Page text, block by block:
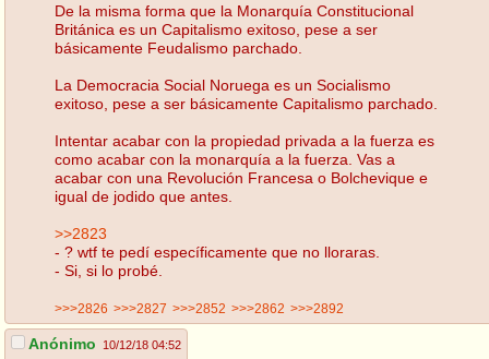
De la misma forma que la Monarquía Constitucional
Británica es un Capitalismo exitoso, pese a ser
básicamente Feudalismo parchado.
La Democracia Social Noruega es un Socialismo
exitoso, pese a ser básicamente Capitalismo parchado.
Intentar acabar con la propiedad privada a la fuerza es
como acabar con la monarquía a la fuerza. Vas a
acabar con una Revolución Francesa o Bolchevique e
igual de jodido que antes.
>>2823
- ? wtf te pedí específicamente que no lloraras.
- Si, si lo probé.
>>>2826 >>>2827 >>>2852 >>>2862 >>>2892
Anónimo 10/12/18 04:52